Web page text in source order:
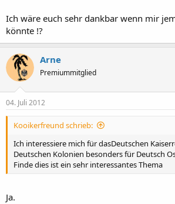
Ich wäre euch sehr dankbar wenn mir
könnte !?
Arne
Premiummitglied
04. Juli 2012
Kooikerfreund schrieb:
Ich interessiere mich für dasDeutschen
Deutschen Kolonien besonders für Deutsch
Finde dies ist ein sehr interessantes Thema
Ja.